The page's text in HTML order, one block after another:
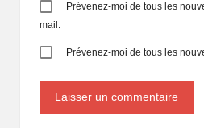
Prévenez-moi de tous les
mail.
Prévenez-moi de tous les